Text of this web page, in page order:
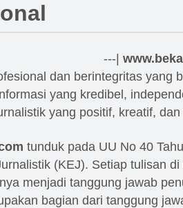
---|
dan berintegritas yang
yang kredibel,
yang positif, kreatif,
tunduk pada UU No 40
(KEJ). Setiap tulisan
menjadi tanggung jawab
bagian dari tanggung